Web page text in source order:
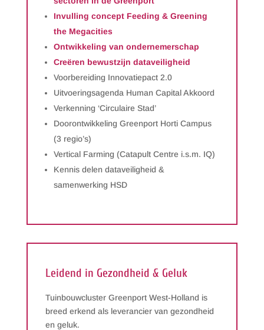
Invulling concept Feeding & Greening
the Megacities
Ontwikkeling van ondernemerschap
Creëren bewustzijn dataveiligheid
Voorbereiding Innovatiepact 2.0
Uitvoeringsagenda Human Capital Akkoord
Verkenning ‘Circulaire Stad’
Doorontwikkeling Greenport Horti Campus
(3 regio’s)
Vertical Farming (Catapult Centre i.s.m. IQ)
Kennis delen dataveiligheid &
samenwerking HSD
Leidend in Gezondheid & Geluk
Tuinbouwcluster Greenport West-Holland is
breed erkend als leverancier van gezondheid
en geluk.